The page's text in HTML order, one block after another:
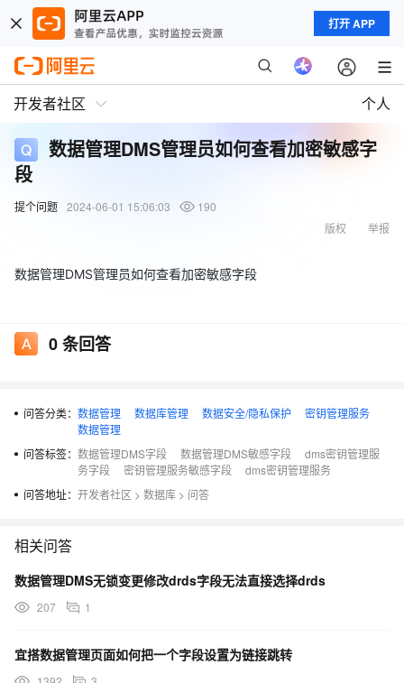
打开 APP
开发者社区 个人
数据管理DMS管理员如何查看加密敏感字
段
提个问题 2024-06-01 15:06:03
190
举报
版权
数据管理DMS管理员如何查看加密敏感字段
0条回答
问答分类： 数据管理 数据库管理 数据安全/隐私保护
密钥管理服务
数据管理
问答标签： 数据管理DMS字段 数据管理DMS敏感字段
dms密钥管理服
务字段
密钥管理服务敏感字段
dms密钥管理服务
问答地址： 开发者社区 > 数据库 > 问答
相关问答
数据管理DMS无锁变更修改drds字段无法直接选择drds
207 1
宜搭数据管理页面如何把一个字段设置为链接跳转